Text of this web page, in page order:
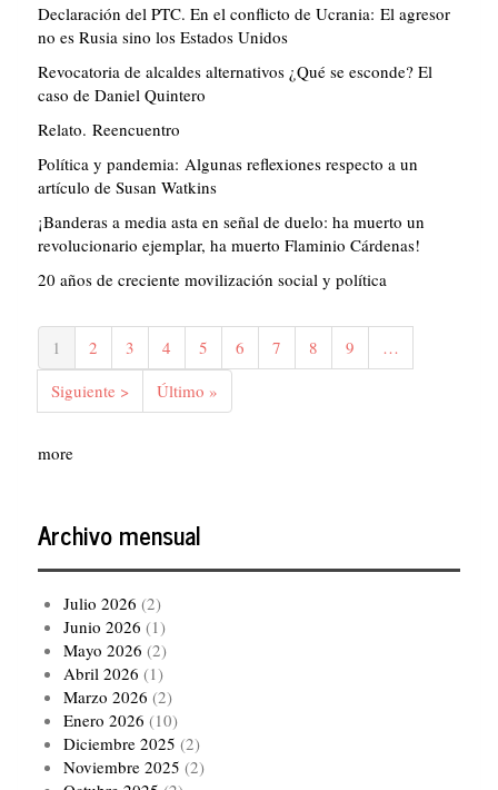
Declaración del PTC. En el conflicto de Ucrania: El agresor
no es Rusia sino los Estados Unidos
Revocatoria de alcaldes alternativos ¿Qué se esconde? El
caso de Daniel Quintero
Relato. Reencuentro
Política y pandemia: Algunas reflexiones respecto a un
artículo de Susan Watkins
¡Banderas a media asta en señal de duelo: ha muerto un
revolucionario ejemplar, ha muerto Flaminio Cárdenas!
20 años de creciente movilización social y política
Paginación
Página
actual
1 Página
2 Página
3 Página
4 Página
5 Página
6 Página
7 Página
8 Página
9
…
Siguiente
página
Siguiente >
Última
página
Último »
more
Archivo mensual
Julio 2026 (2)
Junio 2026 (1)
Mayo 2026 (2)
Abril 2026 (1)
Marzo 2026 (2)
Enero 2026 (10)
Diciembre 2025 (2)
Noviembre 2025 (2)